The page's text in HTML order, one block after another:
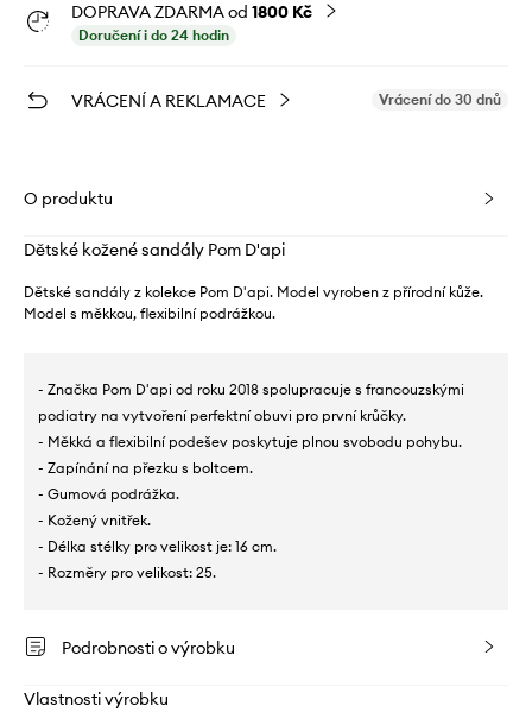
DOPRAVA ZDARMA od 1800 Kč
Doručení i do 24 hodin
VRÁCENÍ A REKLAMACE Vrácení do 30 dnů
O produktu
Dětské kožené sandály Pom D'api
Dětské sandály z kolekce Pom D'api. Model vyroben z přírodní kůže.
Model s měkkou, flexibilní podrážkou.
- Značka Pom D'api od roku 2018 spolupracuje s francouzskými
podiatry na vytvoření perfektní obuvi pro první krůčky.
- Měkká a flexibilní podešev poskytuje plnou svobodu pohybu.
- Zapínání na přezku s boltcem.
- Gumová podrážka.
- Kožený vnitřek.
- Délka stélky pro velikost je: 16 cm.
- Rozměry pro velikost: 25.
Podrobnosti o výrobku
Vlastnosti výrobku